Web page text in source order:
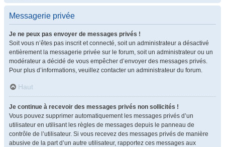
Messagerie privée
Je ne peux pas envoyer de messages privés !
Soit vous n’êtes pas inscrit et connecté, soit un administrateur a désactivé
entièrement la messagerie privée sur le forum, soit un administrateur ou un
modérateur a décidé de vous empêcher d’envoyer des messages privés.
Pour plus d’informations, veuillez contacter un administrateur du forum.
Haut
Je continue à recevoir des messages privés non sollicités !
Vous pouvez supprimer automatiquement les messages privés d’un
utilisateur en utilisant les règles de messages depuis le panneau de
contrôle de l’utilisateur. Si vous recevez des messages privés de manière
abusive de la part d’un autre utilisateur, rapportez ces messages aux